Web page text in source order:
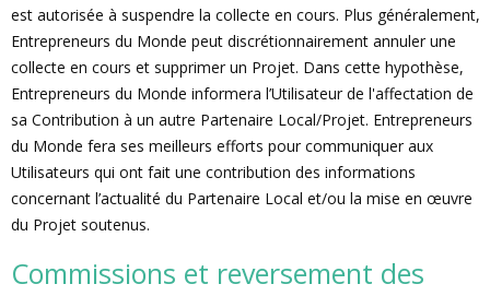
est autorisée à suspendre la collecte en cours. Plus généralement,
Entrepreneurs du Monde peut discrétionnairement annuler une
collecte en cours et supprimer un Projet. Dans cette hypothèse,
Entrepreneurs du Monde informera l’Utilisateur de l'affectation de
sa Contribution à un autre Partenaire Local/Projet. Entrepreneurs
du Monde fera ses meilleurs efforts pour communiquer aux
Utilisateurs qui ont fait une contribution des informations
concernant l’actualité du Partenaire Local et/ou la mise en œuvre
du Projet soutenus.
Commissions et reversement des